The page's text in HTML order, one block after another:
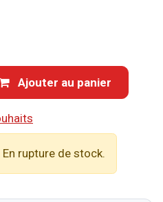
Ajouter au panier
En rupture de stock.